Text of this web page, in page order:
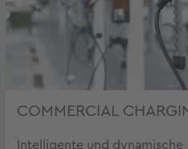
COMMERCIAL
Intelligente und dynamische